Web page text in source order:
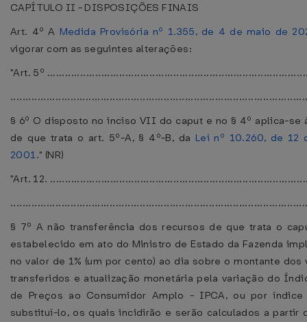
CAPÍTULO II - DISPOSIÇÕES FINAIS
Art. 4º A Medida Provisória nº 1.355, de 4 de maio de
vigorar com as seguintes alterações:
"Art. 5º
§ 6º O disposto no inciso VII do caput e no § 4º aplica-se
de que trata o art. 5º-A, § 4º-B, da Lei nº 10.260, de 12
2001." (NR)
"Art. 12.
§ 7º A não transferência dos recursos de que trata o
estabelecido em ato do Ministro de Estado da Fazenda
no valor de 1% (um por cento) ao dia sobre o montante dos
transferidos e atualização monetária pela variação do
de Preços ao Consumidor Amplo - IPCA, ou por
substituí-lo, os quais incidirão e serão calculados a partir